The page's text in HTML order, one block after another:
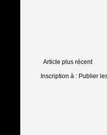
Article plus récent
Inscription à : Publier